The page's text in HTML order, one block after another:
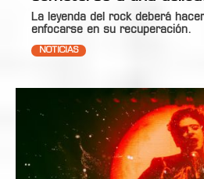
La leyenda del rock deberá
enfocarse en su recuperación.
NOTICIAS